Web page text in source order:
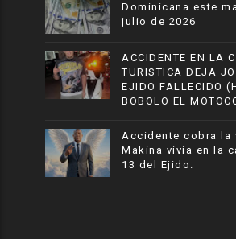
Dominicana este
julio de 2026
ACCIDENTE EN LA
TURISTICA DEJA
EJIDO FALLECIDO
BOBOLO EL
Accidente cobra la
Makina vivia en la
13 del Ejido.